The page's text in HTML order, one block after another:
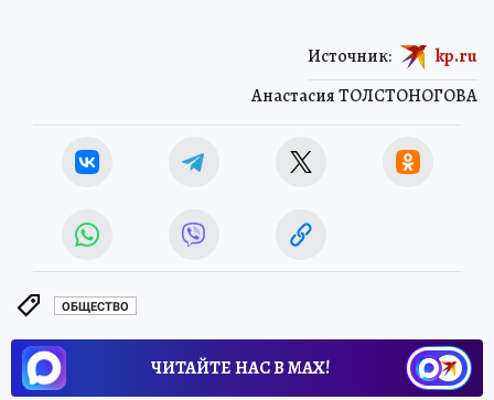
Анастасия ТОЛСТОНОГОВА
Источник: kp.ru
ОБЩЕСТВО
ЧИТАЙТЕ НАС В МАХ!